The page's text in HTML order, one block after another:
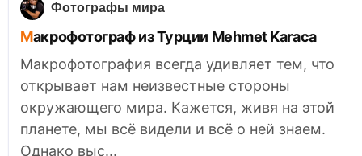
Фотографы мира
Макрофотограф из Турции Mehmet Karaca
Макрофотография всегда удивляет тем, что
открывает нам неизвестные стороны
окружающего мира. Кажется, живя на этой
планете, мы всё видели и всё о ней знаем.
Однако выс...